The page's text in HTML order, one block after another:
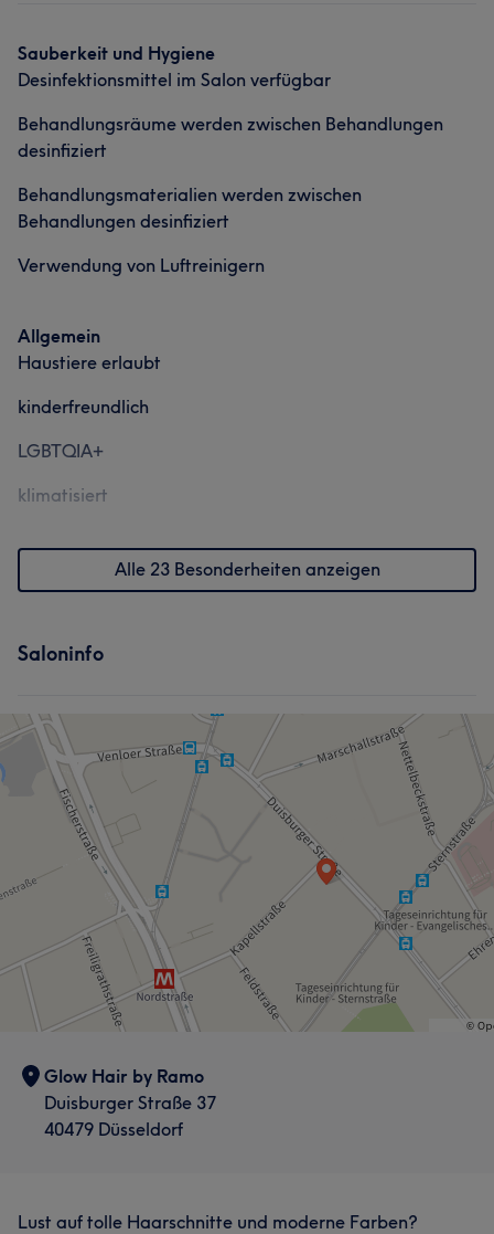
Sauberkeit und Hygiene
Desinfektionsmittel im Salon verfügbar
Behandlungsräume werden zwischen Behandlungen
desinfiziert
Behandlungsmaterialien werden zwischen
Behandlungen desinfiziert
Verwendung von Luftreinigern
Allgemein
Haustiere erlaubt
kinderfreundlich
LGBTQIA+
klimatisiert
Alle 23 Besonderheiten anzeigen
Saloninfo
Glow Hair by Ramo
Duisburger Straße 37
40479 Düsseldorf
Lust auf tolle Haarschnitte und moderne Farben?